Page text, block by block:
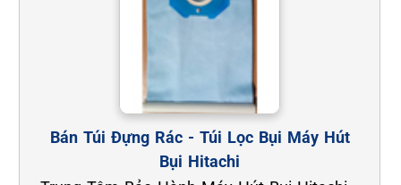
Bán Túi Đựng Rác - Túi Lọc Bụi Máy Hút
Bụi Hitachi